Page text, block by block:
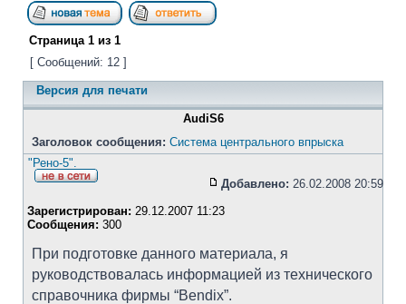
Страница 1 из 1
[ Сообщений: 12 ]
Версия для печати
AudiS6
Заголовок сообщения: Система центрального впрыска
"Рено-5".
Добавлено: 26.02.2008 20:59
Зарегистрирован: 29.12.2007 11:23
Сообщения: 300
При подготовке данного материала, я
руководствовалась информацией из технического
справочника фирмы “Bendix”.